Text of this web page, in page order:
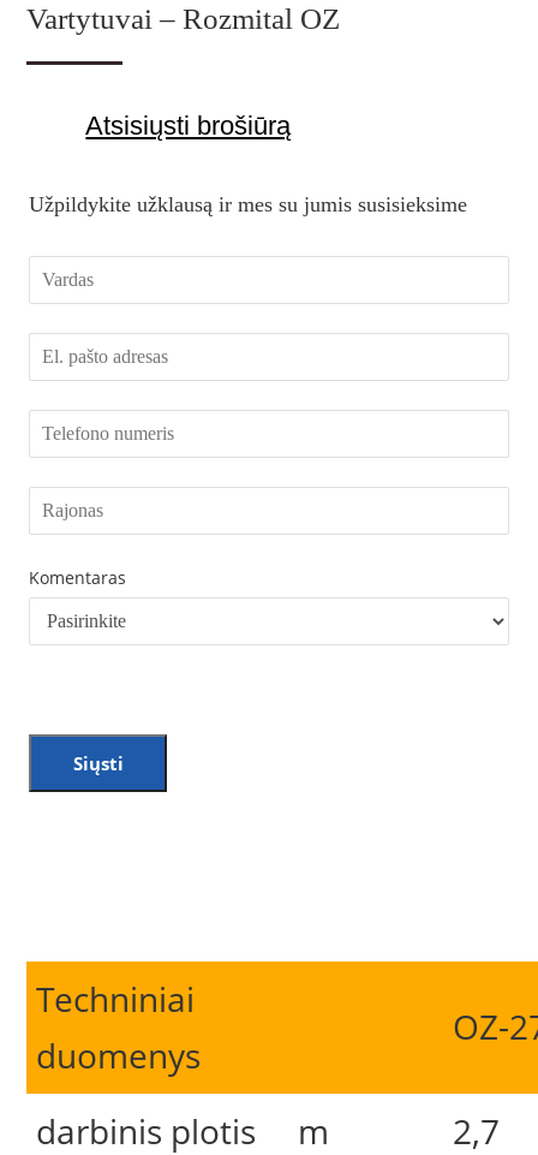
Vartytuvai – Rozmital OZ
Atsisiųsti brošiūrą
Užpildykite užklausą ir mes su jumis susisieksime
Komentaras
Siųsti
Techniniai
duomenys
OZ-
darbinis plotis m
2,7